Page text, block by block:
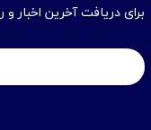
برای دریافت آخرین اخبار